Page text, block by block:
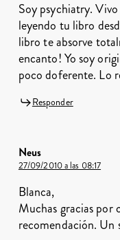
Soy psychiatry.
leyendo tu libro
libro te absorve
encanto! Yo soy
poco doferente. Lo
Responder
Neus
27/09/2010 a las 08:17
Blanca,
Muchas gracias
recomendación. Un